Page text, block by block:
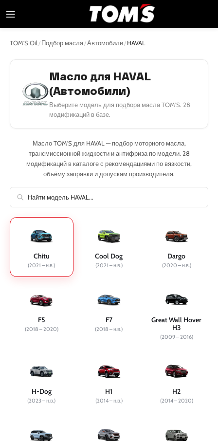
TOM'S Oil /Подбор масла/Автомобили/HAVAL
Масло для HAVAL
(Автомобили)
Выберите модель для подбора масла TOM'S. 28
модификаций в базе.
Масло TOM'S для HAVAL — подбор моторного масла,
трансмиссионной жидкости и антифриза по модели. 28
модификаций в каталоге с рекомендациями по вязкости,
объёму заправки и допускам производителя.
Chitu
(2021 – н.в.)
Cool Dog
(2021 – н.в.)
Dargo
(2020 – н.в.)
F5
(2018 – 2020)
F7
(2018 – н.в.)
Great Wall Hover
H3
(2009 – 2016)
H-Dog
(2023 – н.в.)
H1
(2014 – н.в.)
H2
(2014 – 2020)